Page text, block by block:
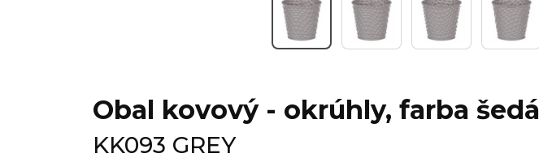
Obal kovový - okrúhly, farba šedá
KK093 GREY